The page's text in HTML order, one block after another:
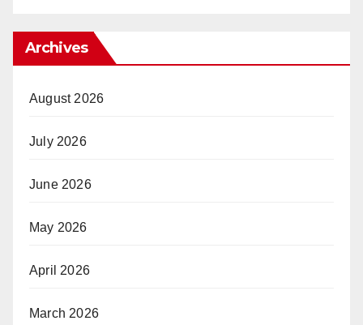
Archives
August 2026
July 2026
June 2026
May 2026
April 2026
March 2026